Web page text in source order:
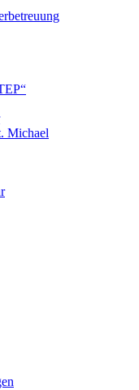
Michael